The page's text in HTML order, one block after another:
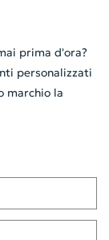
prima d'ora?
personalizzati
marchio la